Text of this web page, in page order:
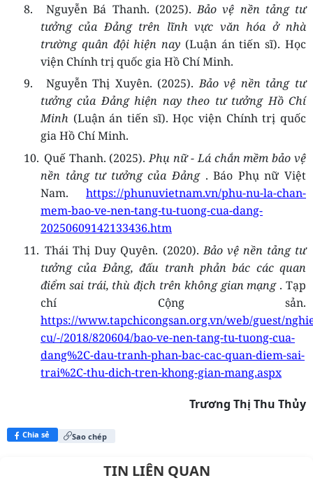
8.
Nguyễn Bá Thanh. (2025).Bảo vệ nền tảng tư
tưởng của Đảng trên lĩnh vực văn hóa ở nhà
trường quân đội hiện nay (Luận án tiến sĩ). Học
viện Chính trị quốc gia Hồ Chí Minh.
9.
Nguyễn Thị Xuyên. (2025).Bảo vệ nền tảng tư
tưởng của Đảng hiện nay theo tư tưởng Hồ Chí
Minh (Luận án tiến sĩ). Học viện Chính trị quốc
gia Hồ Chí Minh.
10. Quế Thanh. (2025).Phụ nữ - Lá chắn mềm bảo vệ
nền tảng tư tưởng của Đảng . Báo Phụ nữ Việt
Nam. https://phunuvietnam.vn/phu-nu-la-chan-
mem-bao-ve-nen-tang-tu-tuong-cua-dang-
20250609142133436.htm
11. Thái Thị Duy Quyên. (2020).Bảo vệ nền tảng tư
tưởng của Đảng, đấu tranh phản bác các quan
điểm sai trái, thù địch trên không gian mạng . Tạp
chí Cộng sản.
https://www.tapchicongsan.org.vn/web/guest/
cu/-/2018/820604/bao-ve-nen-tang-tu-tuong-cua-
dang%2C-dau-tranh-phan-bac-cac-quan-diem-sai-
trai%2C-thu-dich-tren-khong-gian-mang.aspx
Trương Thị Thu Thủy
Chia sẻ Sao chép
TIN LIÊN QUAN